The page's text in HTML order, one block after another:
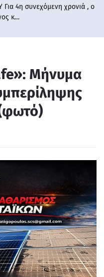
Για 4η συνεχόμενη χρονιά , ο
κ…
Μήνυμα